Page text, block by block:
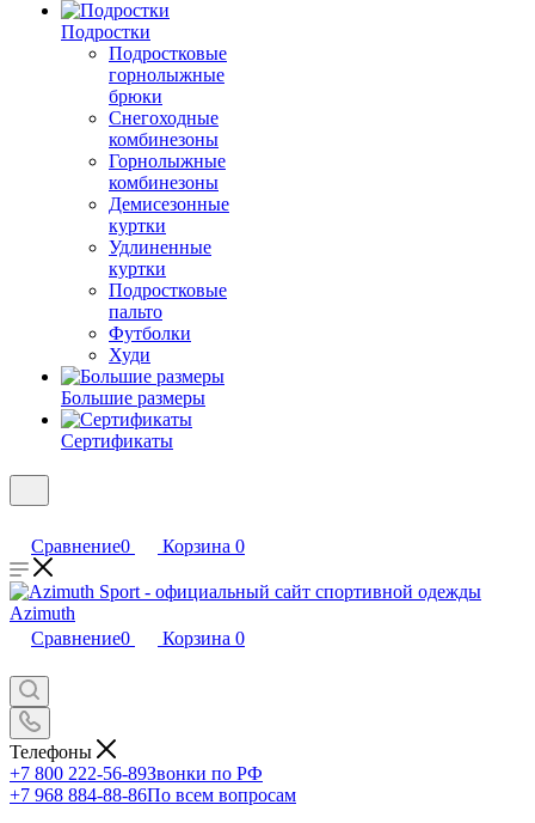
Подростки
Подростковые
горнолыжные
брюки
Снегоходные
комбинезоны
Горнолыжные
комбинезоны
Демисезонные
куртки
Удлиненные
куртки
Подростковые
пальто
Футболки
Худи
Большие размеры
Сертификаты
Сравнение0 Корзина 0
Сравнение0 Корзина 0
Телефоны
+7 800 222-56-89Звонки по РФ
+7 968 884-88-86По всем вопросам